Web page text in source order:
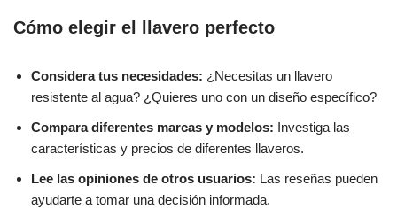
Cómo elegir el llavero perfecto
Considera tus necesidades: ¿Necesitas un llavero
resistente al agua? ¿Quieres uno con un diseño específico?
Compara diferentes marcas y modelos: Investiga las
características y precios de diferentes llaveros.
Lee las opiniones de otros usuarios: Las reseñas pueden
ayudarte a tomar una decisión informada.